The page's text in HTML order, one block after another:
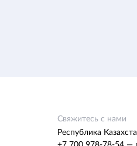
Свяжитесь с нами
Республика